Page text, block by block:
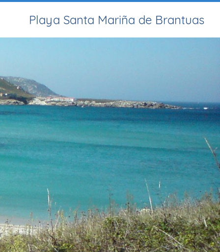
Playa Santa Mariña de Brantuas